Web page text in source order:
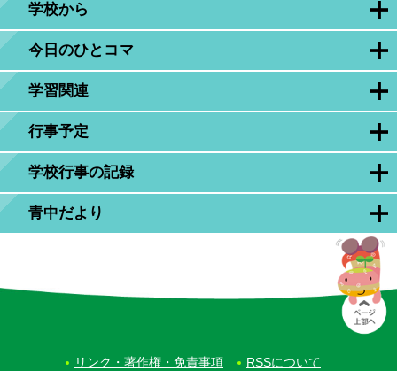
学校から
今日のひとコマ
学習関連
行事予定
学校行事の記録
青中だより
リンク・著作権・免責事項 RSSについて